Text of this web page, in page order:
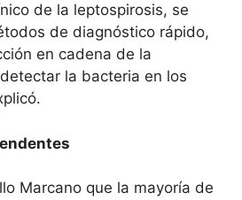
de la leptospirosis, se
de diagnóstico rápido,
en cadena de la
la bacteria en los
Marcano que la mayoría de